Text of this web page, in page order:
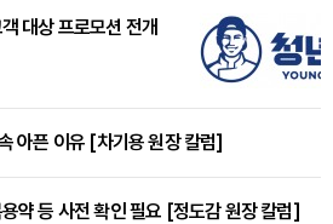
대상 프로모션 전개
아픈 이유 [차기용 원장 칼럼]
약 등 사전 확인 필요 [정도감 원장 칼럼]